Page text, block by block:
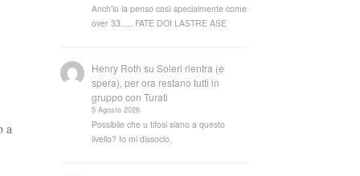
a
Anch'io la penso così specialmente come
over 33..... FATE DOI LASTRE ASE
Henry Roth suSoleri rientra (e
spera), per ora restano tutti in
gruppo con Turati
5 Agosto 2026
Possibile che u tifosi siano a questo
livello? Io mi dissocio.